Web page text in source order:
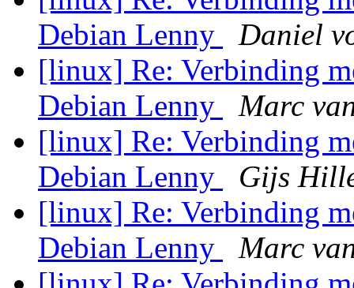
Debian Lenny
Daniel
[linux] Re: Verbinding
Debian Lenny
Marc
[linux] Re: Verbinding
Debian Lenny
Gijs
[linux] Re: Verbinding
Debian Lenny
Marc